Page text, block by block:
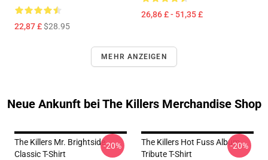
22,87 £$28.95
26,86 £ - 51,35 £
MEHR ANZEIGEN
Neue Ankunft bei The Killers Merchandise Shop
The Killers Mr. Brightside
Classic T-Shirt
-20%
The Killers Hot Fuss Album
Tribute T-Shirt
-20%